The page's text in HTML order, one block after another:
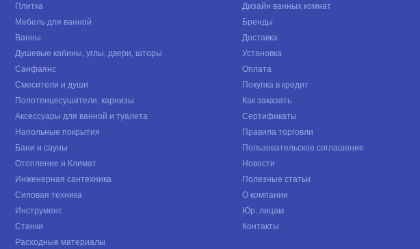
Плитка
Мебель для ванной
Ванны
Душевые кабины, углы, двери, шторы
Санфаянс
Смесители и души
Полотенцесушители, карнизы
Аксессуары для ванной и туалета
Напольные покрытия
Бани и сауны
Отопление и Климат
Инженерная сантехника
Силовая техника
Инструмент
Станки
Расходные материалы
Дизайн ванных комнат
Бренды
Доставка
Установка
Оплата
Покупка в кредит
Как заказать
Сертификаты
Правила торговли
Пользовательское соглашение
Новости
Полезные статьи
О компании
Юр. лицам
Контакты